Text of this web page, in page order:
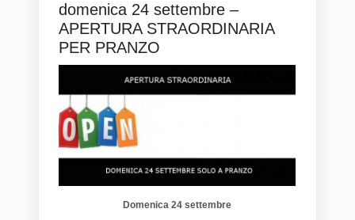
domenica 24 settembre –
APERTURA STRAORDINARIA
PER PRANZO
Domenica 24 settembre